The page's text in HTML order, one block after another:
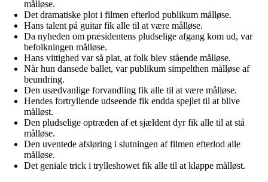
målløse.
Det dramatiske plot i filmen efterlod publikum målløse.
Hans talent på guitar fik alle til at være målløse.
Da nyheden om præsidentens pludselige afgang kom ud, var
befolkningen målløse.
Hans vittighed var så plat, at folk blev stående målløse.
Når hun dansede ballet, var publikum simpelthen målløse af
beundring.
Den usædvanlige forvandling fik alle til at være målløse.
Hendes fortryllende udseende fik endda spejlet til at blive
målløst.
Den pludselige optræden af et sjældent dyr fik alle til at stå
målløse.
Den uventede afsløring i slutningen af filmen efterlod alle
målløse.
Det geniale trick i trylleshowet fik alle til at klappe målløst.